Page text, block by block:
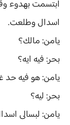
ابتسمت
اسدال وطلعت.
يامن: مالك؟
بحر: فيه ايه؟
يامن: هو فيه حد
بحر: ليه؟
يامن: لبسالى